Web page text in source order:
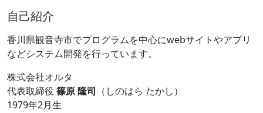
自己紹介
香川県観音寺市でプログラムを中心にwebサイトやアプリ
などシステム開発を行っています。
株式会社オルタ
代表取締役 篠原 隆司 （しのはら たかし）
1979年2月生